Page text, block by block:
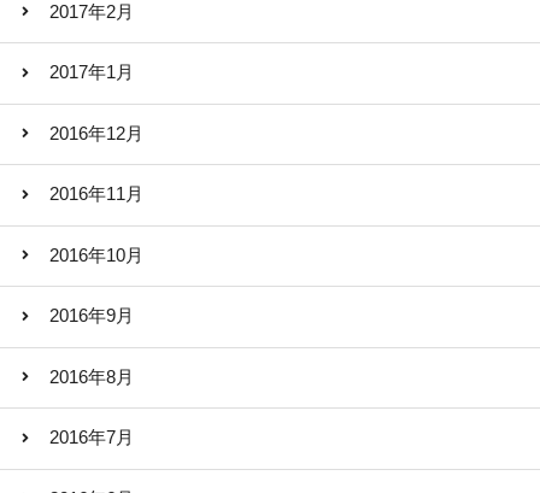
2017年2月
2017年1月
2016年12月
2016年11月
2016年10月
2016年9月
2016年8月
2016年7月